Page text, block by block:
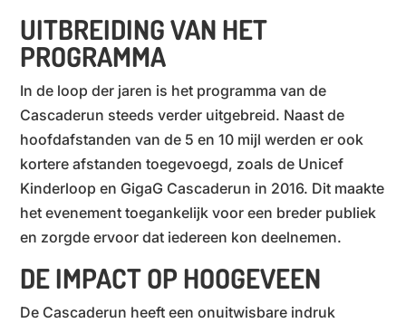
UITBREIDING VAN HET
PROGRAMMA
In de loop der jaren is het programma van de
Cascaderun steeds verder uitgebreid. Naast de
hoofdafstanden van de 5 en 10 mijl werden er ook
kortere afstanden toegevoegd, zoals de Unicef
Kinderloop en GigaG Cascaderun in 2016. Dit maakte
het evenement toegankelijk voor een breder publiek
en zorgde ervoor dat iedereen kon deelnemen.
DE IMPACT OP HOOGEVEEN
De Cascaderun heeft een onuitwisbare indruk